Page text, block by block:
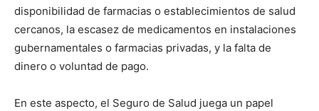
disponibilidad de farmacias o establecimientos de salud
cercanos, la escasez de medicamentos en instalaciones
gubernamentales o farmacias privadas, y la falta de
dinero o voluntad de pago.
En este aspecto, el Seguro de Salud juega un papel